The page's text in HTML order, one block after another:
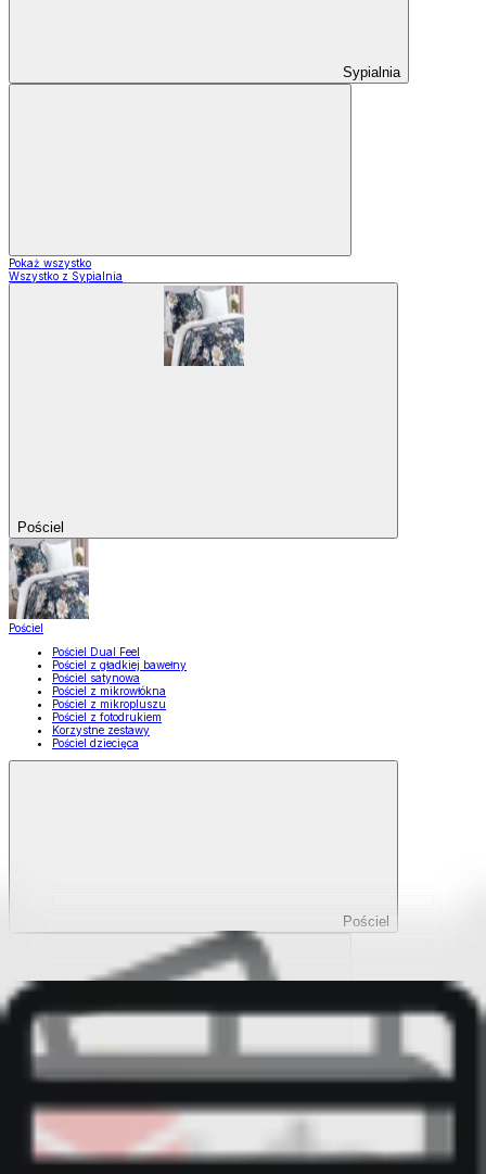
Sypialnia
Pokaż wszystko
Wszystko z Sypialnia
Pościel
Pościel
Pościel Dual Feel
Pościel z gładkiej bawełny
Pościel satynowa
Pościel z mikrowłókna
Pościel z mikropluszu
Pościel z fotodrukiem
Korzystne zestawy
Pościel dziecięca
Pościel
Pokaż wszystko